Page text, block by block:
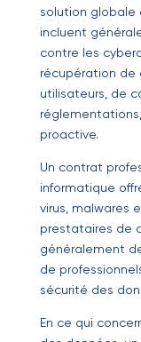
solution globale
incluent
contre les
récupération de
utilisateurs, de
proactive.
Un contrat
informatique
virus, malwares
prestataires de
généralement
de
sécurité des
En ce qui